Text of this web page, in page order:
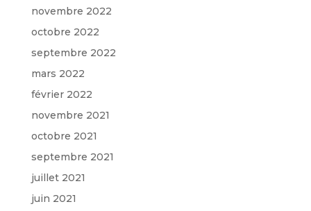
novembre 2022
octobre 2022
septembre 2022
mars 2022
février 2022
novembre 2021
octobre 2021
septembre 2021
juillet 2021
juin 2021